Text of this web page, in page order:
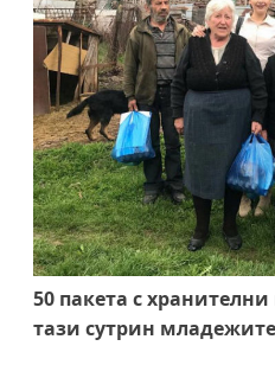
50 пакета с
тази сутрин